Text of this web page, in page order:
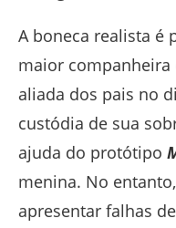
A boneca realista é
maior
aliada dos pais no
custódia de sua
ajuda do protótipo
menina. No
apresentar falhas